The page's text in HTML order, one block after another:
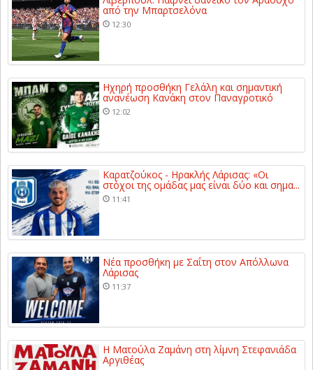
από την Μπαρτσελόνα
12:30
Ηχηρή προσθήκη Γελάλη και σημαντική
ανανέωση Κανάκη στον Παναγροτικό
12:02
Καρατζούκος - Ηρακλής Λάρισας: «Οι
στόχοι της ομάδας μας είναι δύο και σημα...
11:41
Νέα προσθήκη με Σαΐτη στον Απόλλωνα
Λάρισας
11:37
Η Ματούλα Ζαμάνη στη λίμνη Στεφανιάδα
Αργιθέας